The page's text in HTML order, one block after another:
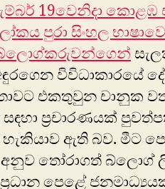
19වෙනිදා
පුරා සිංහල
බ්ලොග්කරුවන්ගෙන්
විවිධාකාරයේ
එකතුවුන චානුක
ප්‍රචාරණයක්
හැකියාව ඇති බව. මීට
අනුව තෝරාගත් බ්ලොග්
පෙළේ